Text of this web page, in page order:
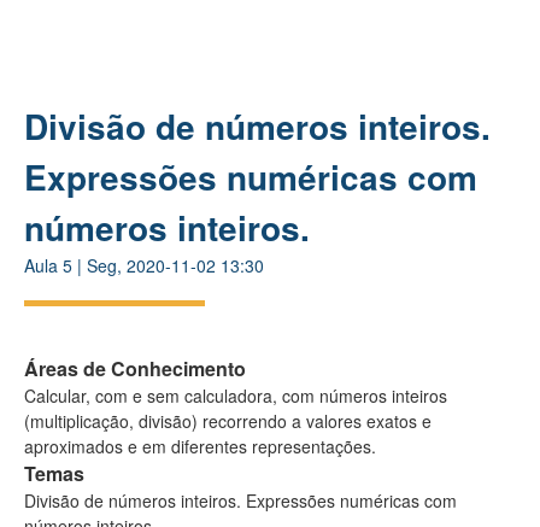
Divisão de números inteiros.
Expressões numéricas com
números inteiros.
Aula 5 | Seg, 2020-11-02 13:30
Áreas de Conhecimento
Calcular, com e sem calculadora, com números inteiros
(multiplicação, divisão) recorrendo a valores exatos e
aproximados e em diferentes representações.
Temas
Divisão de números inteiros. Expressões numéricas com